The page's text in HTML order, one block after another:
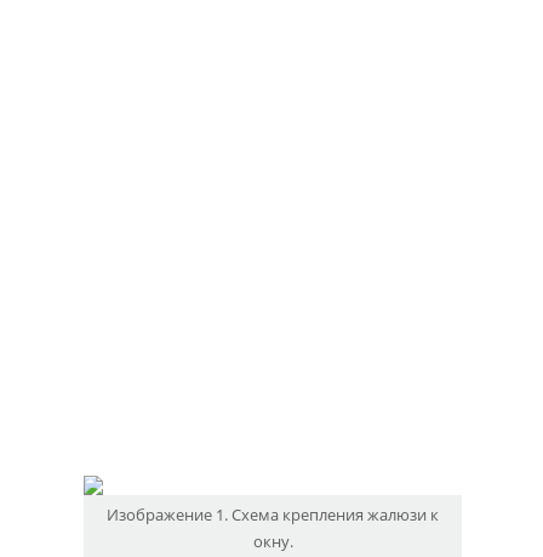
Изображение 1. Схема крепления жалюзи к
окну.